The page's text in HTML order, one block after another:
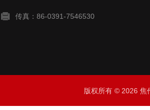
传真：86-0391-7546530
版权所有 © 2026